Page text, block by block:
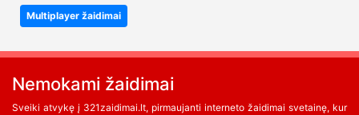
Multiplayer žaidimai
Nemokami žaidimai
Sveiki atvykę į 321zaidimai.lt, pirmaujanti interneto žaidimai svetainę, kur